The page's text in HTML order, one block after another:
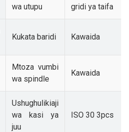
wa utupu
gridi ya taifa
Kukata baridi Kawaida
Mtoza vumbi
wa spindle
Kawaida
Ushughulikiaji
wa kasi ya
juu
ISO 30 3pcs